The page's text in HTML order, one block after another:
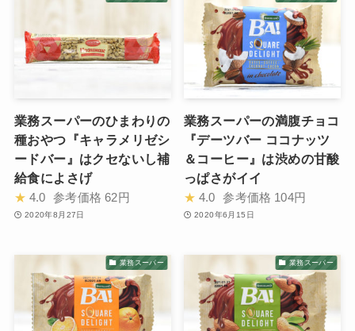
業務スーパーのひまわりの
種おやつ『キャラメリゼシ
ードバー』はクセないし補
給食によさげ
★ 4.0 参考価格 62円
2020年8月27日
業務スーパーの満腹チョコ
『デーツバー ココナッツ
＆コーヒー』は渋めの甘酸
っぱさがイイ
★ 4.0 参考価格 104円
2020年6月15日
業務スーパー 業務スーパー